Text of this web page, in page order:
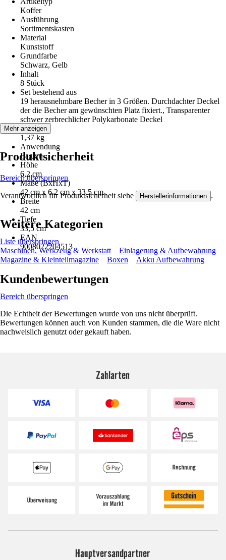
Koffer
Ausführung
Sortimentskasten
Material
Kunststoff
Grundfarbe
Schwarz, Gelb
Inhalt
8 Stück
Set bestehend aus
19 herausnehmbare Becher in 3 Größen. Durchdachter Deckel
der die Becher am gewünschten Platz fixiert., Transparenter
schwer zerbrechlicher Polykarbonate Deckel
Gewicht
1,37 kg
Anwendung
Lagern
Höhe
6,2 cm
Maße (BxHxT)
42 cm x 6.2 cm x 33.5 cm
Breite
42 cm
Tiefe
33,5 cm
EAN
9008022204513
Mehr anzeigen
Produktsicherheit
Bereich überspringen
Verantwortlich für Produktsicherheit siehe Herstellerinformationen .
Weitere Kategorien
Liste überspringen
Maschinen, Werkzeug & Werkstatt
Einlagerung & Aufbewahrung
Magazine & Kleinteilmagazine
Boxen Akku Aufbewahrung
Kundenbewertungen
Bereich überspringen
Die Echtheit der Bewertungen wurde von uns nicht überprüft.
Bewertungen können auch von Kunden stammen, die die Ware nicht
nachweislich genutzt oder gekauft haben.
Zahlarten
Hauptversandpartner